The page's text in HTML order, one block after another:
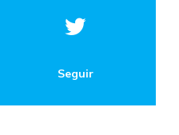
Seguir